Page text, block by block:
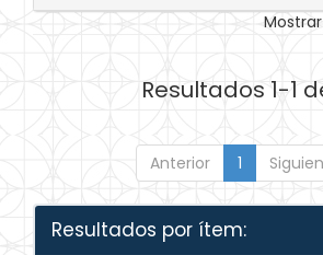
Resultados 1-1
Anterior 1
Resultados por ítem: